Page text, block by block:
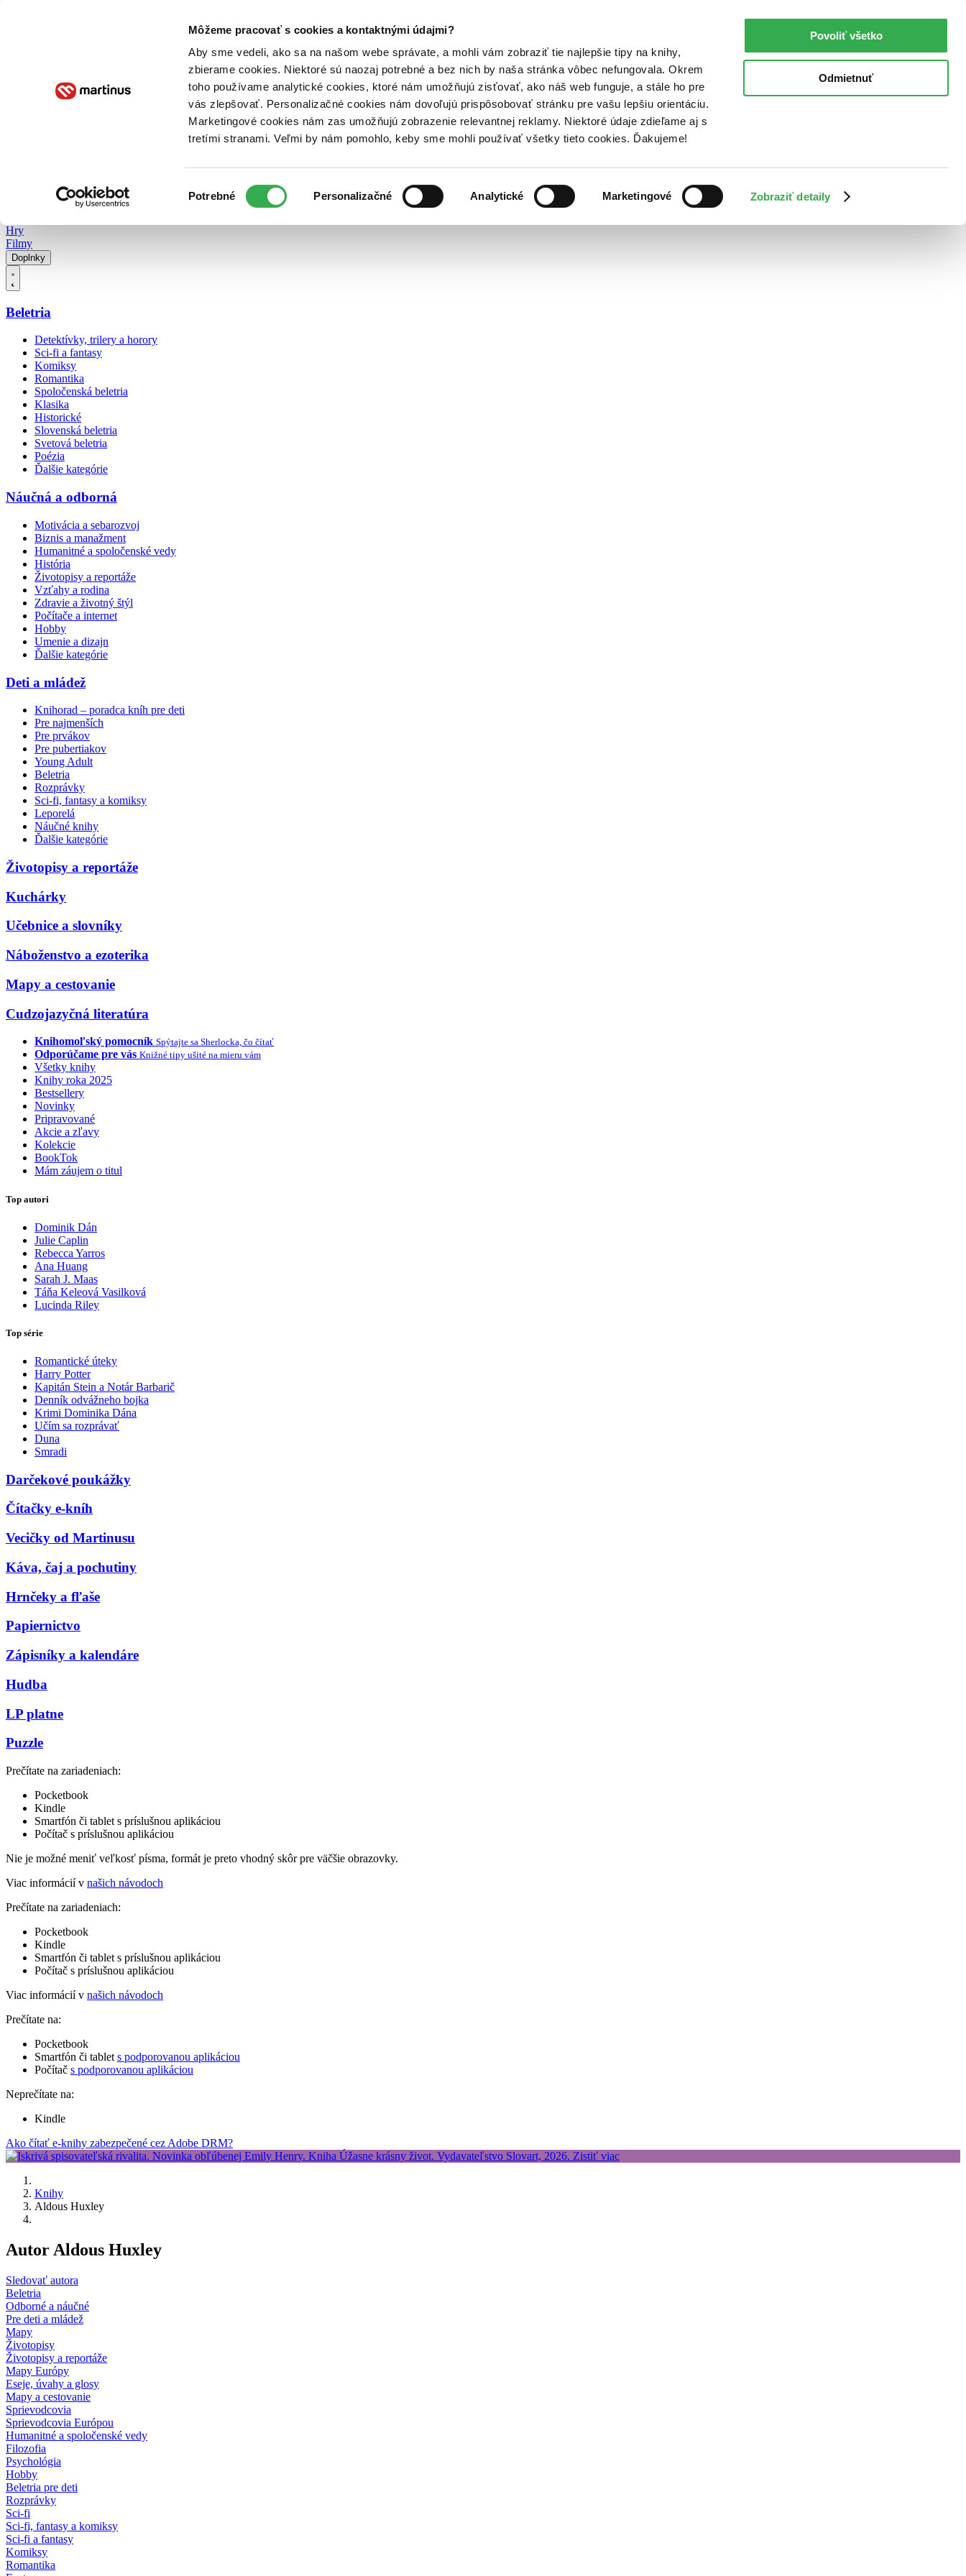
Môžeme pracovať s cookies a kontaktnými údajmi?
Aby sme vedeli, ako sa na našom webe správate, a mohli vám zobraziť tie najlepšie tipy na knihy,
zbierame cookies. Niektoré sú naozaj potrebné a bez nich by naša stránka vôbec nefungovala. Okrem
toho používame analytické cookies, ktoré nám umožňujú zisťovať, ako náš web funguje, a stále ho pre
vás zlepšovať. Personalizačné cookies nám dovoľujú prispôsobovať stránku pre vašu lepšiu orientáciu.
Marketingové cookies nám zas umožňujú zobrazenie relevantnej reklamy. Niektoré údaje zdieľame aj s
tretími stranami. Veľmi by nám pomohlo, keby sme mohli používať všetky tieto cookies. Ďakujeme!
súhlasu
Potrebné Personalizačné Analytické Marketingové Zobraziť detaily
Povoliť všetko
Odmietnuť
Poukážky Kontakt
Hry
Filmy
Doplnky
Beletria
Detektívky, trilery a horory
Sci-fi a fantasy
Komiksy
Romantika
Spoločenská beletria
Klasika
Historické
Slovenská beletria
Svetová beletria
Poézia
Ďalšie kategórie
Náučná a odborná
Motivácia a sebarozvoj
Biznis a manažment
Humanitné a spoločenské vedy
História
Životopisy a reportáže
Vzťahy a rodina
Zdravie a životný štýl
Počítače a internet
Hobby
Umenie a dizajn
Ďalšie kategórie
Deti a mládež
Knihorad – poradca kníh pre deti
Pre najmenších
Pre prvákov
Pre pubertiakov
Young Adult
Beletria
Rozprávky
Sci-fi, fantasy a komiksy
Leporelá
Náučné knihy
Ďalšie kategórie
Životopisy a reportáže
Kuchárky
Učebnice a slovníky
Náboženstvo a ezoterika
Mapy a cestovanie
Cudzojazyčná literatúra
Knihomoľský pomocník Spýtajte sa Sherlocka, čo čítať
Odporúčame pre vás Knižné tipy ušité na mieru vám
Všetky knihy
Knihy roka 2025
Bestsellery
Novinky
Pripravované
Akcie a zľavy
Kolekcie
BookTok
Mám záujem o titul
Top autori
Dominik Dán
Julie Caplin
Rebecca Yarros
Ana Huang
Sarah J. Maas
Táňa Keleová Vasilková
Lucinda Riley
Top série
Romantické úteky
Harry Potter
Kapitán Stein a Notár Barbarič
Denník odvážneho bojka
Krimi Dominika Dána
Učím sa rozprávať
Duna
Smradi
Darčekové poukážky
Čítačky e-kníh
Vecičky od Martinusu
Káva, čaj a pochutiny
Hrnčeky a fľaše
Papiernictvo
Zápisníky a kalendáre
Hudba
LP platne
Puzzle
Prečítate na zariadeniach:
Pocketbook
Kindle
Smartfón či tablet s príslušnou aplikáciou
Počítač s príslušnou aplikáciou
Nie je možné meniť veľkosť písma, formát je preto vhodný skôr pre väčšie obrazovky.
Viac informácií v našich návodoch
Prečítate na zariadeniach:
Pocketbook
Kindle
Smartfón či tablet s príslušnou aplikáciou
Počítač s príslušnou aplikáciou
Viac informácií v našich návodoch
Prečítate na:
Pocketbook
Smartfón či tablet s podporovanou aplikáciou
Počítač s podporovanou aplikáciou
Neprečítate na:
Kindle
Ako čítať e-knihy zabezpečené cez Adobe DRM?
Knihy
Aldous Huxley
Autor Aldous Huxley
Sledovať autora
Beletria
Odborné a náučné
Pre deti a mládež
Mapy
Životopisy
Životopisy a reportáže
Mapy Európy
Eseje, úvahy a glosy
Mapy a cestovanie
Sprievodcovia
Sprievodcovia Európou
Humanitné a spoločenské vedy
Filozofia
Psychológia
Hobby
Beletria pre deti
Rozprávky
Sci-fi
Sci-fi, fantasy a komiksy
Sci-fi a fantasy
Komiksy
Romantika